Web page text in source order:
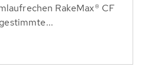
RakeMax® CF